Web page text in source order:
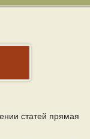
статей прямая